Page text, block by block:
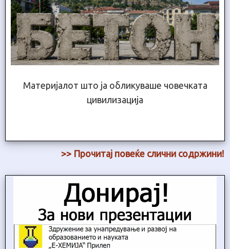
Материјалот што ја обликуваше човечката
цивилизација
>> Прочитај повеќе слични содржини!